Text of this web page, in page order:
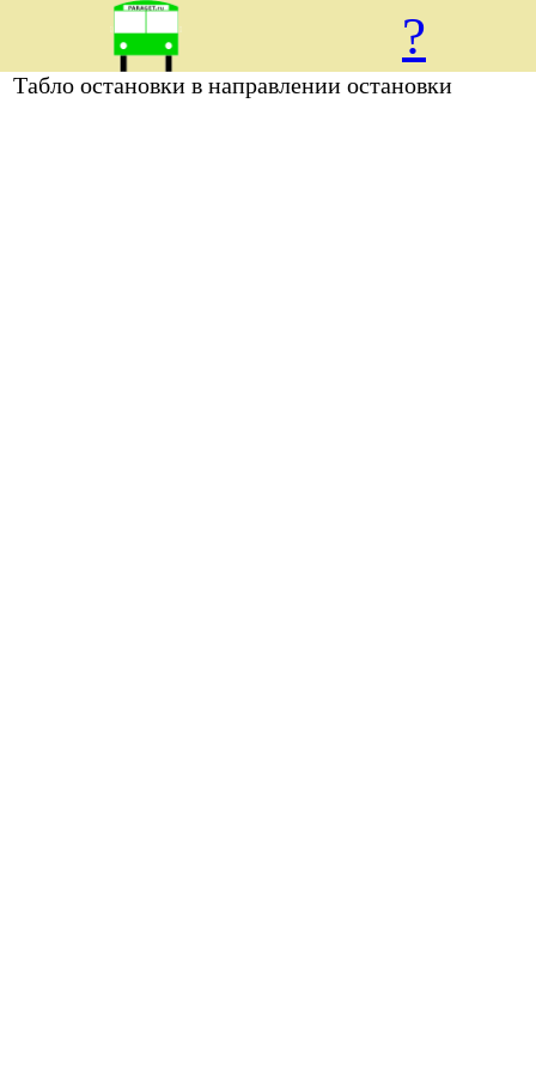
?
Табло остановкив направлении остановки